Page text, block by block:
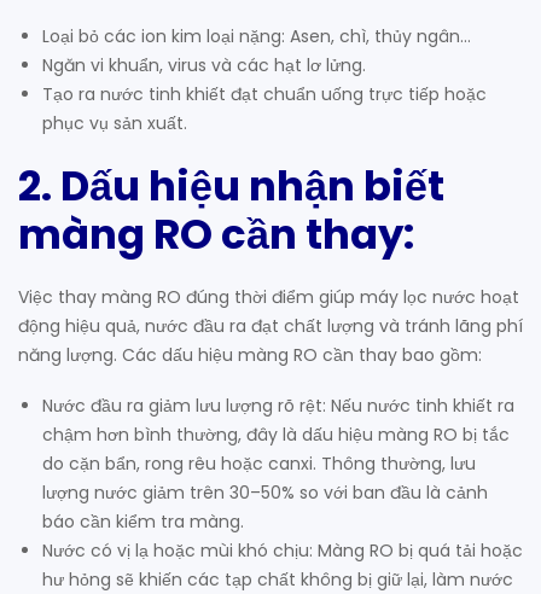
Loại bỏ các ion kim loại nặng: Asen, chì, thủy ngân…
Ngăn vi khuẩn, virus và các hạt lơ lửng.
Tạo ra nước tinh khiết đạt chuẩn uống trực tiếp hoặc
phục vụ sản xuất.
2. Dấu hiệu nhận biết
màng RO cần thay:
Việc thay màng RO đúng thời điểm giúp máy lọc nước hoạt
động hiệu quả, nước đầu ra đạt chất lượng và tránh lãng phí
năng lượng. Các dấu hiệu màng RO cần thay bao gồm:
Nước đầu ra giảm lưu lượng rõ rệt: Nếu nước tinh khiết ra
chậm hơn bình thường, đây là dấu hiệu màng RO bị tắc
do cặn bẩn, rong rêu hoặc canxi. Thông thường, lưu
lượng nước giảm trên 30–50% so với ban đầu là cảnh
báo cần kiểm tra màng.
Nước có vị lạ hoặc mùi khó chịu: Màng RO bị quá tải hoặc
hư hỏng sẽ khiến các tạp chất không bị giữ lại, làm nước